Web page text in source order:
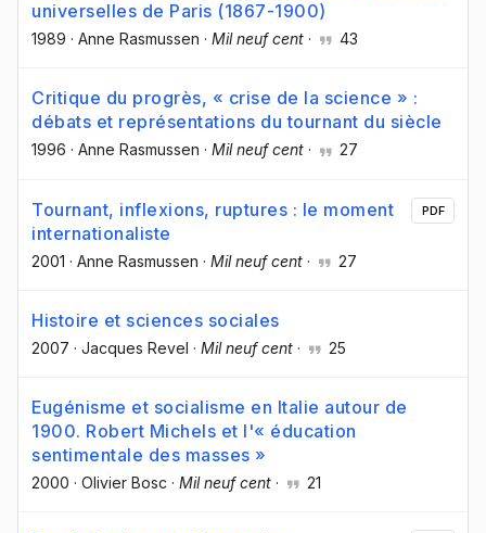
universelles de Paris (1867-1900)
1989 · Anne Rasmussen · Mil neuf cent · 43
Critique du progrès, « crise de la science » :
débats et représentations du tournant du siècle
1996 · Anne Rasmussen · Mil neuf cent · 27
Tournant, inflexions, ruptures : le moment
internationaliste
2001 · Anne Rasmussen · Mil neuf cent · 27
PDF
Histoire et sciences sociales
2007 · Jacques Revel · Mil neuf cent · 25
Eugénisme et socialisme en Italie autour de
1900. Robert Michels et l'« éducation
sentimentale des masses »
2000 · Olivier Bosc · Mil neuf cent · 21